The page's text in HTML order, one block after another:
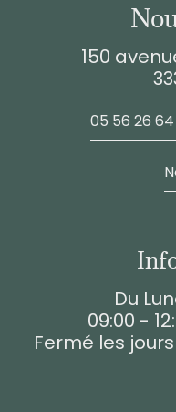
150
05 56 26 64
Du
09:00 -
Fermé les